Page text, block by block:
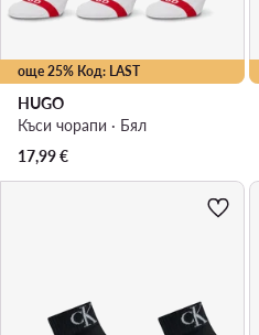
още 25% Код: LAST
HUGO
Къси чорапи · Бял
17,99€